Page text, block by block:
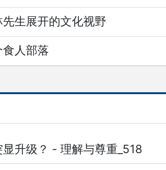
生展开的文化视野
食人部落
升级？ - 理解与尊重_518